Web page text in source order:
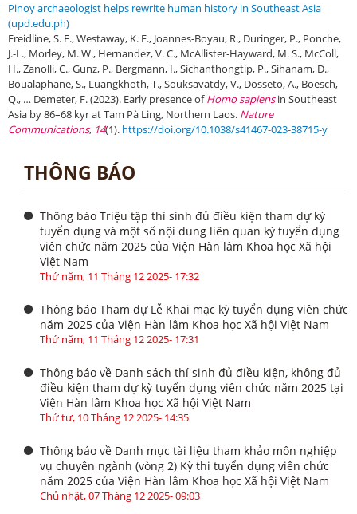
Pinoy archaeologist helps rewrite human history in Southeast Asia
(upd.edu.ph)
Freidline, S. E., Westaway, K. E., Joannes-Boyau, R., Duringer, P., Ponche,
J.-L., Morley, M. W., Hernandez, V. C., McAllister-Hayward, M. S., McColl,
H., Zanolli, C., Gunz, P., Bergmann, I., Sichanthongtip, P., Sihanam, D.,
Boualaphane, S., Luangkhoth, T., Souksavatdy, V., Dosseto, A., Boesch,
Q., … Demeter, F. (2023). Early presence ofHomo sapiensin Southeast
Asia by 86–68 kyr at Tam Pà Ling, Northern Laos. Nature
Communications, 14(1). https://doi.org/10.1038/s41467-023-38715-y
THÔNG BÁO
Thông báo Triệu tập thí sinh đủ điều kiện tham dự kỳ
tuyển dụng và một số nội dung liên quan kỳ tuyển dụng
viên chức năm 2025 của Viện Hàn lâm Khoa học Xã hội
Việt Nam
Thứ năm, 11 Tháng 12 2025- 17:32
Thông báo Tham dự Lễ Khai mạc kỳ tuyển dụng viên chức
năm 2025 của Viện Hàn lâm Khoa học Xã hội Việt Nam
Thứ năm, 11 Tháng 12 2025- 17:31
Thông báo về Danh sách thí sinh đủ điều kiện, không đủ
điều kiện tham dự kỳ tuyển dụng viên chức năm 2025 tại
Viện Hàn lâm Khoa học Xã hội Việt Nam
Thứ tư, 10 Tháng 12 2025- 14:35
Thông báo về Danh mục tài liệu tham khảo môn nghiệp
vụ chuyên ngành (vòng 2) Kỳ thi tuyển dụng viên chức
năm 2025 của Viện Hàn lâm Khoa học Xã hội Việt Nam
Chủ nhật, 07 Tháng 12 2025- 09:03